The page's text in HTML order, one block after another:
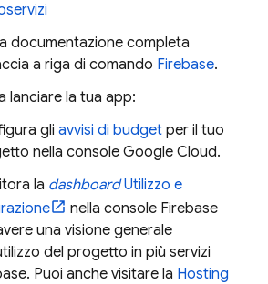
documentazione completa
a riga di comando Firebase.
lanciare la tua app:
gli avvisi di budget per il tuo
nella console Google Cloud.
la dashboardUtilizzo e
nella console Firebase
una visione generale
del progetto in più servizi
Puoi anche visitare la Hosting